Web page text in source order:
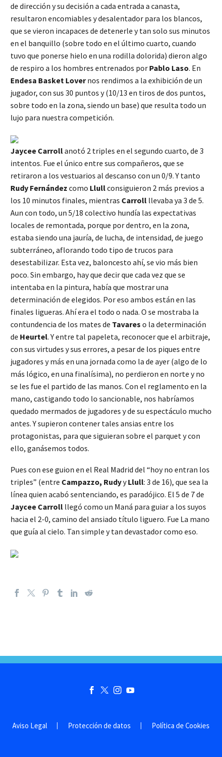
de dirección y su decisión a cada entrada a canasta,
resultaron encomiables y desalentador para los blancos,
que se vieron incapaces de detenerle y tan solo sus minutos
en el banquillo (sobre todo en el último cuarto, cuando
tuvo que ponerse hielo en una rodilla dolorida) dieron algo
de respiro a los hombres entrenados por Pablo Laso. En
Endesa Basket Lovernos rendimos a la exhibición de un
jugador, con sus 30 puntos y (10/13 en tiros de dos puntos,
sobre todo en la zona, siendo un base) que resulta todo un
lujo para nuestra competición.
Jaycee Carrollanotó 2 triples en el segundo cuarto, de 3
intentos. Fue el único entre sus compañeros, que se
retiraron a los vestuarios al descanso con un 0/9. Y tanto
Rudy Fernández como Llullconsiguieron 2 más previos a
los 10 minutos finales, mientras Carroll llevaba ya 3 de 5.
Aun con todo, un 5/18 colectivo hundía las expectativas
locales de remontada, porque por dentro, en la zona,
estaba siendo una jauría, de lucha, de intensidad, de juego
subterráneo, aflorando todo tipo de trucos para
desestabilizar. Esta vez, baloncesto ahí, se vio más bien
poco. Sin embargo, hay que decir que cada vez que se
intentaba en la pintura, había que mostrar una
determinación de elegidos. Por eso ambos están en las
finales ligueras. Ahí era el todo o nada. O se mostraba la
contundencia de los mates de Tavares o la determinación
de Heurtel. Y entre tal papeleta, reconocer que el arbitraje,
con sus virtudes y sus errores, a pesar de los piques entre
jugadores y más en una jornada como la de ayer (algo de lo
más lógico, en una finalísima), no perdieron en norte y no
se les fue el partido de las manos. Con el reglamento en la
mano, castigando todo lo sancionable, nos habríamos
quedado mermados de jugadores y de su espectáculo mucho
antes. Y supieron contener tales ansias entre los
protagonistas, para que siguieran sobre el parquet y con
ello, ganásemos todos.
Pues con ese guion en el Real Madrid del “hoy no entran los
triples” (entre Campazzo, RudyyLlull: 3 de 16), que sea la
línea quien acabó sentenciando, es paradójico. El 5 de 7 de
Jaycee Carroll llegó como un Maná para guiar a los suyos
hacia el 2-0, camino del ansiado título liguero. Fue La mano
que guía al cielo. Tan simple y tan devastador como eso.
Aviso Legal Protección de datos Política de Cookies